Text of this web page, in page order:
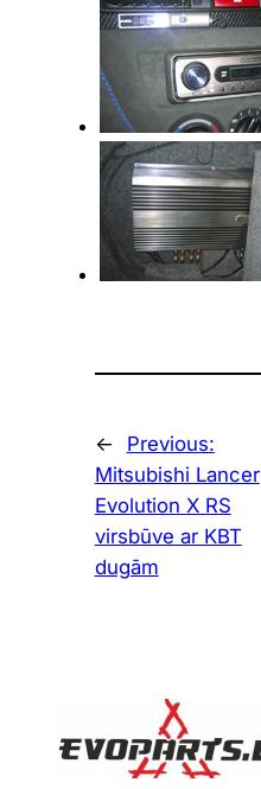
←
Previous:
Mitsubishi Lancer
Evolution X RS
virsbūve ar KBT
dugām